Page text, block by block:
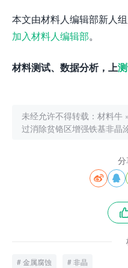
本文由材料人编辑部新人
加入材料人编辑部。
材料测试、数据分析，上
未经允许不得转载： 材料牛
过消除贫铬区增强铁基非晶
分
 
金属腐蚀 非晶